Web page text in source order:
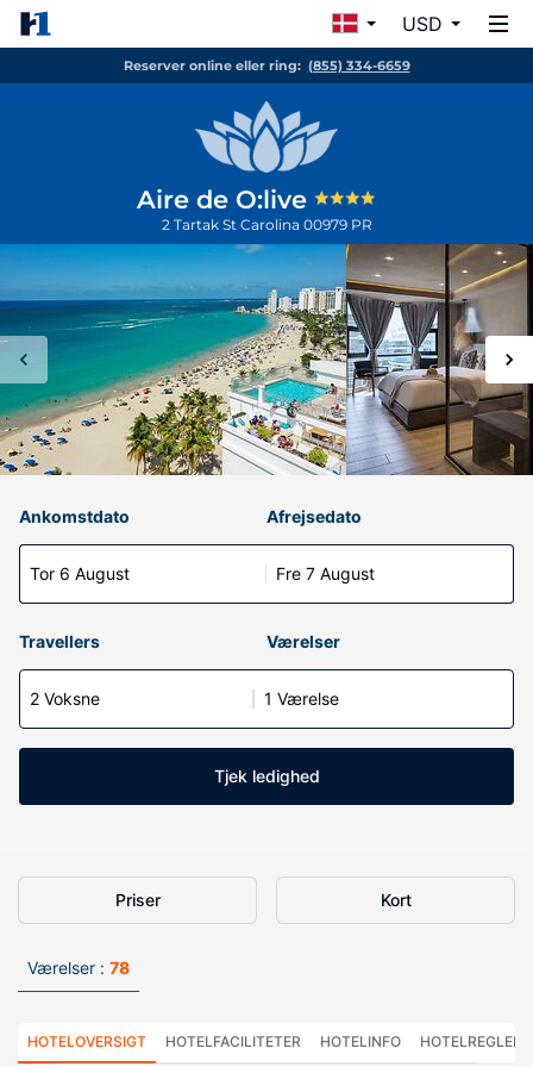
USD
Reserver online eller ring: (855) 334-6659
Aire de O:live
2 Tartak St Carolina 00979 PR
Ankomstdato
Tor 6 August
Afrejsedato
Fre 7 August
Travellers Værelser
2 Voksne 1 Værelse
Tjek ledighed
Priser Kort
Værelser : 78
HOTELOVERSIGT HOTELFACILITETER HOTELINFO HOTELREGLER